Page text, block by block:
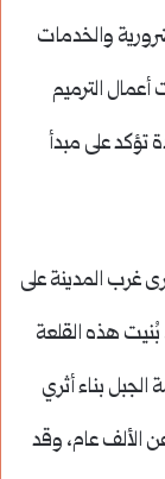
والخدمات
الترميم
على مبدأ
غرب المدينة على
بُنيت هذه القلعة
بناء أثري
الألف عام، وقد